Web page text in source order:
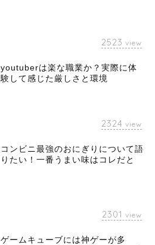
2523 view
youtuberは楽な職業か？実際に体
験して感じた厳しさと環境
2324 view
コンビニ最強のおにぎりについて語
りたい！一番うまい味はコレだと
2301 view
ゲームキューブには神ゲーが多